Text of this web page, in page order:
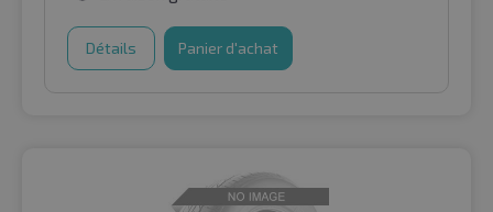
Détails Panier d'achat